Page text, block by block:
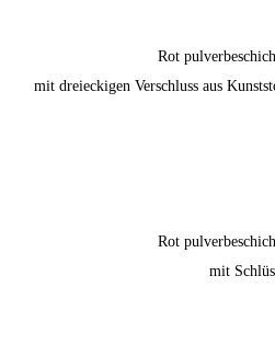
Rot
mit dreieckigen Verschluss aus
Rot
mit